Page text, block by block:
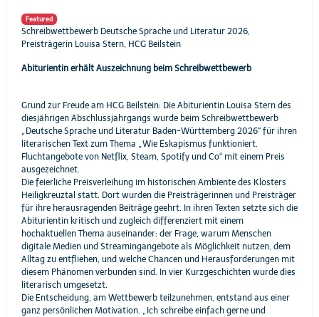
Featured
Schreibwettbewerb Deutsche Sprache und Literatur 2026,
Preisträgerin Louisa Stern, HCG Beilstein
Abiturientin erhält Auszeichnung beim Schreibwettbewerb
Grund zur Freude am HCG Beilstein: Die Abiturientin Louisa Stern des
diesjährigen Abschlussjahrgangs wurde beim Schreibwettbewerb
„Deutsche Sprache und Literatur Baden-Württemberg 2026“ für ihren
literarischen Text zum Thema „Wie Eskapismus funktioniert.
Fluchtangebote von Netflix, Steam, Spotify und Co“ mit einem Preis
ausgezeichnet.
Die feierliche Preisverleihung im historischen Ambiente des Klosters
Heiligkreuztal statt. Dort wurden die Preisträgerinnen und Preisträger
für ihre herausragenden Beiträge geehrt. In ihren Texten setzte sich die
Abiturientin kritisch und zugleich differenziert mit einem
hochaktuellen Thema auseinander: der Frage, warum Menschen
digitale Medien und Streamingangebote als Möglichkeit nutzen, dem
Alltag zu entfliehen, und welche Chancen und Herausforderungen mit
diesem Phänomen verbunden sind. In vier Kurzgeschichten wurde dies
literarisch umgesetzt.
Die Entscheidung, am Wettbewerb teilzunehmen, entstand aus einer
ganz persönlichen Motivation. „Ich schreibe einfach gerne und